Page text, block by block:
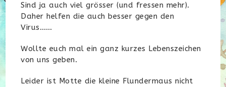
Sind ja auch viel grösser (und fressen mehr).
Daher helfen die auch besser gegen den
Virus……
Wollte euch mal ein ganz kurzes Lebenszeichen
von uns geben.
Leider ist Motte die kleine Flundermaus nicht